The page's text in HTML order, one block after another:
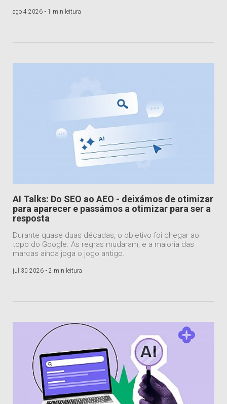
ago 4 2026 • 1 min leitura
AI Talks: Do SEO ao AEO - deixámos de otimizar
para aparecer e passámos a otimizar para ser a
resposta
Durante quase duas décadas, o objetivo foi chegar ao
topo do Google. As regras mudaram, e a maioria das
marcas ainda joga o jogo antigo.
jul 30 2026 • 2 min leitura